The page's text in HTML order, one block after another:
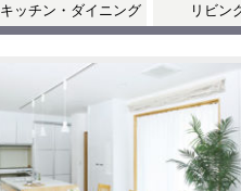
キッチン・ダイニング リビン